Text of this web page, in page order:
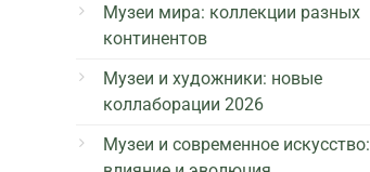
Музеи мира: коллекции разных
континентов
Музеи и художники: новые
коллаборации 2026
Музеи и современное искусство: